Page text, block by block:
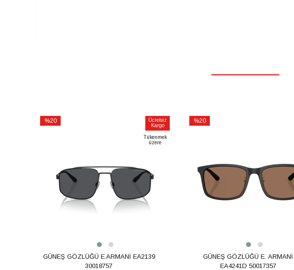
%20
Ücretsiz
Kargo
Tükenmek
üzere
GÜNEŞ GÖZLÜĞÜ E.ARMANİ EA2139
30018757
%20
GÜNEŞ GÖZLÜĞÜ E. ARMANİ
EA4241D 50017357